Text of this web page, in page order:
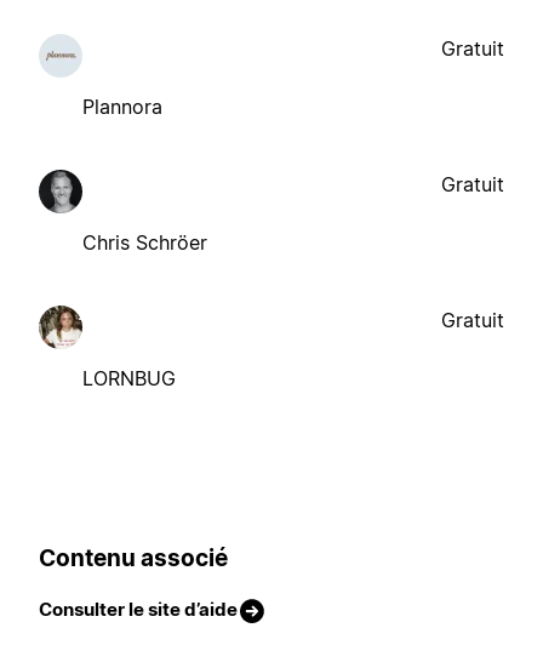
Plannora
Gratuit
Chris Schröer
Gratuit
LORNBUG
Gratuit
Contenu associé
Consulter le site d’aide